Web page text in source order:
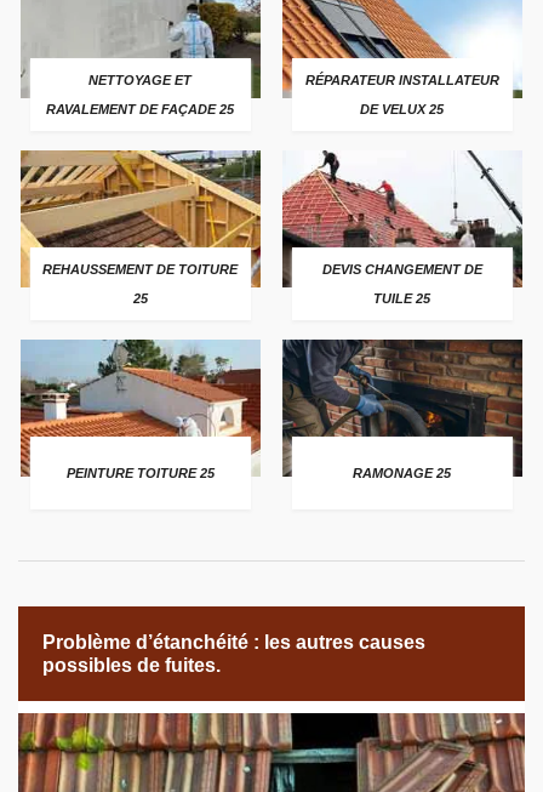
NETTOYAGE ET
RAVALEMENT DE FAÇADE 25
RÉPARATEUR INSTALLATEUR
DE VELUX 25
REHAUSSEMENT DE TOITURE
25
DEVIS CHANGEMENT DE
TUILE 25
PEINTURE TOITURE 25 RAMONAGE 25
Problème d’étanchéité : les autres causes
possibles de fuites.